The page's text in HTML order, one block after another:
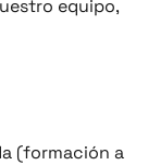
equipo,
(formación a